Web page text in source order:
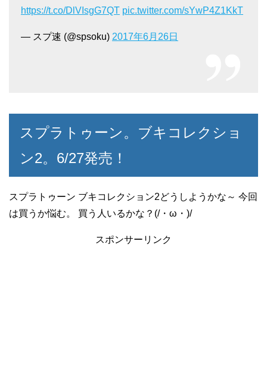
https://t.co/DlVIsgG7QT pic.twitter.com/sYwP4Z1KkT
— スプ速 (@spsoku) 2017年6月26日
スプラトゥーン。ブキコレクショ
ン2。6/27発売！
スプラトゥーン ブキコレクション2どうしようかな～ 今回
は買うか悩む。 買う人いるかな？(/・ω・)/
スポンサーリンク